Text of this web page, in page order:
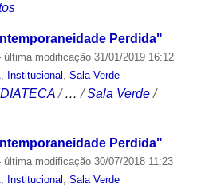
Perdida"
última modificação31/01/2019 16:12
, Institucional , Sala Verde
/…/Sala Verde /
Perdida"
última modificação30/07/2018 11:23
, Institucional Sala Verde